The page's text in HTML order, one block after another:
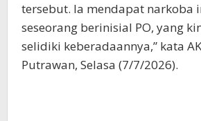
tersebut. Ia mendapat narkoba
seseorang berinisial PO, yang
selidiki keberadaannya,” kata
Putrawan, Selasa (7/7/2026).